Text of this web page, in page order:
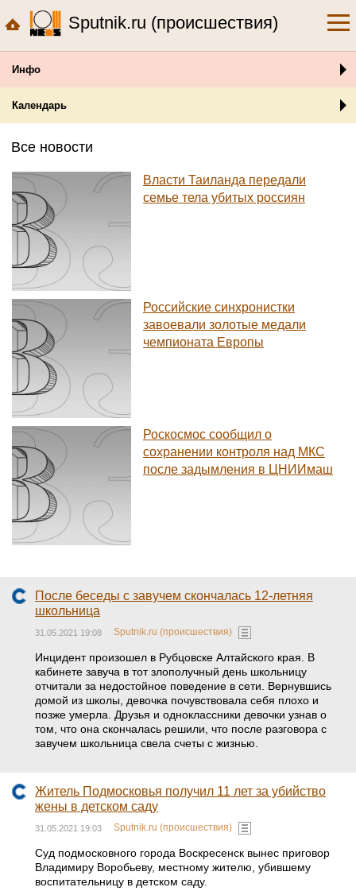
Sputnik.ru (происшествия)
Инфо
Календарь
Все новости
Власти Таиланда передали
семье тела убитых россиян
Российские синхронистки
завоевали золотые медали
чемпионата Европы
Роскосмос сообщил о
сохранении контроля над МКС
после задымления в ЦНИИмаш
После беседы с завучем скончалась 12-летняя
школьница
31.05.2021 19:08 Sputnik.ru (происшествия)
Инцидент произошел в Рубцовске Алтайского края. В
кабинете завуча в тот злополучный день школьницу
отчитали за недостойное поведение в сети. Вернувшись
домой из школы, девочка почувствовала себя плохо и
позже умерла. Друзья и одноклассники девочки узнав о
том, что она скончалась решили, что после разговора с
завучем школьница свела счеты с жизнью.
Житель Подмосковья получил 11 лет за убийство
жены в детском саду
31.05.2021 19:03 Sputnik.ru (происшествия)
Суд подмосковного города Воскресенск вынес приговор
Владимиру Воробьеву, местному жителю, убившему
воспитательницу в детском саду.